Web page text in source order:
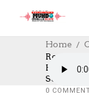
Home
Recintos
Horario
Semana
CULTURA,
AUTHOR:
0